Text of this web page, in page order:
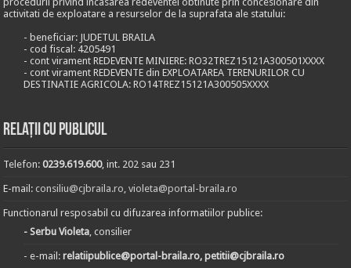
activitati de exploatare a resurselor de la suprafata ale statului:
- beneficiar: JUDETUL BRAILA
- cod fiscal: 4205491
- cont virament REDEVENTE MINIERE: RO32TREZ15121A300501XXXX
- cont virament REDEVENTE din EXPLOATAREA TERENURILOR CU
DESTINATIE AGRICOLA: RO14TREZ15121A300505XXXX
Relații cu publicul
Telefon:0239.619.600, int. 202 sau 231
E-mail:consiliu@cjbraila.ro,violeta@portal-braila.ro
Functionarul resposabil cu difuzarea informatiilor publice:
- Serbu Violeta, consilier
- e-mail:relatiipublice@portal-braila.ro, petitii@cjbraila.ro